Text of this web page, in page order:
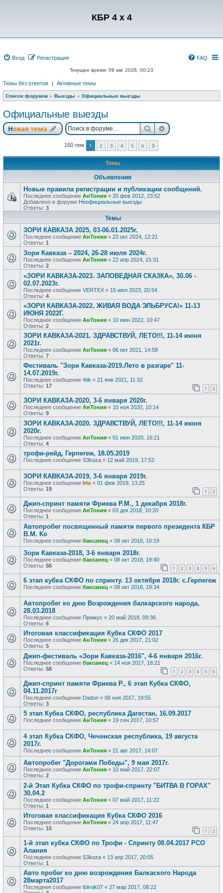
КБР 4 x 4
Вход Регистрация FAQ
Текущее время: 09 авг 2026, 00:23
Темы без ответов | Активные темы
Список форумов Выезды Официальные выезды
Официальные выезды
Новая тема
Новаятема ПоискРасширенный
150 тем 1 2 3 4 5 6
Темы
Объявления
Новые правила регистрации и публикации сообщений.
Последнее сообщение АнТония « 20 фев 2012, 23:52
Добавлено в форуме Неофициальные выезды
Ответы: 3
Темы
ЗОРИ КАВКАЗА 2025, 03-06.01.2025г.
Последнее сообщение АнТония « 23 окт 2024, 12:21
Ответы: 1
Зори Кавказа – 2024, 26-28 июля 2024г.
Последнее сообщение АнТония « 22 апр 2024, 15:31
Ответы: 2
«ЗОРИ КАВКАЗА-2023. ЗАПОВЕДНАЯ СКАЗКА», 30.06 -
02.07.2023г.
Последнее сообщение VERTEX « 15 июл 2023, 20:54
Ответы: 4
«ЗОРИ КАВКАЗА-2022. ЖИВАЯ ВОДА ЭЛЬБРУСА!» 11-13
ИЮНЯ 2022Г.
Последнее сообщение АнТония « 10 июн 2022, 10:47
Ответы: 2
ЗОРИ КАВКАЗА-2021. ЗДРАВСТВУЙ, ЛЕТО!!!, 11-14 июня
2021г.
Последнее сообщение АнТония « 06 окт 2021, 14:58
Ответы: 7
Фестиваль "Зори Кавказа-2019.Лето в разгаре" 11-
14.07.2019г.
Последнее сообщение 4tik « 21 янв 2021, 11:32
Ответы: 17 1 2
ЗОРИ КАВКАЗА-2020, 3-6 января 2020г.
Последнее сообщение АнТония « 10 ноя 2020, 10:14
Ответы: 9
ЗОРИ КАВКАЗА-2020. ЗДРАВСТВУЙ, ЛЕТО!!!, 11-14 июня
2020г.
Последнее сообщение АнТония « 01 июн 2020, 16:21
Ответы: 4
трофи-рейд, Герпегеж, 18.05.2019
Последнее сообщение S3koza « 12 май 2019, 17:52
ЗОРИ КАВКАЗА-2019, 3-6 января 2019г.
Последнее сообщение Irlu « 01 фев 2019, 13:25
Ответы: 19 1 2
Джип-спринт памяти Фриева Р.М., 1 декабря 2018г.
Последнее сообщение АнТония « 03 дек 2018, 10:20
Ответы: 1
Автопробег посвященный памяти первого президента КБР
В.М. Ко
Последнее сообщение баксанец « 09 окт 2018, 10:19
Зори Кавказа-2018, 3-6 января 2018г.
Последнее сообщение баксанец « 08 окт 2018, 19:40
Ответы: 56 1 2 3 4 5 6
6 этап кубка СКФО по спринту. 13 октября 2018г. с.Герпегеж
Последнее сообщение баксанец « 08 окт 2018, 19:34
Автопробег ко дню Возрождения балкарского народа,
28.03.2018
Последнее сообщение Примус « 20 май 2018, 09:36
Ответы: 6
Итоговая классификация Кубка СКФО 2017
Последнее сообщение АнТония « 26 дек 2017, 21:02
Ответы: 5
Джип-фестиваль «Зори Кавказа-2016", 4-6 января 2016г.
Последнее сообщение баксанец « 14 ноя 2017, 18:21
Ответы: 58 1 2 3 4 5 6
Джип-спринт памяти Фриева Р., 6 этап Кубка СКФО,
04.11.2017г
Последнее сообщение Dadon « 08 ноя 2017, 19:55
Ответы: 3
5 этап Кубка СКФО, республика Дагестан, 16.09.2017
Последнее сообщение АнТония « 19 сен 2017, 10:57
4 этап Кубка СКФО, Чеченская республика, 19 августа
2017г.
Последнее сообщение АнТония « 21 авг 2017, 14:07
Автопробег "Дорогами Победы", 9 мая 2017г.
Последнее сообщение АнТония « 10 май 2017, 22:07
Ответы: 2
2-й Этап Кубка СКФО по трофи-спринту "БИТВА В ГОРАХ"
30.04.2
Последнее сообщение АнТония « 07 май 2017, 11:22
Ответы: 1
Итоговая классификация Кубка СКФО 2016
Последнее сообщение АнТония « 24 апр 2017, 11:47
Ответы: 15 1 2
1-й этап кубка СКФО по Трофи - Спринту 08.04.2017 РСО
Алания
Последнее сообщение S3koza « 13 апр 2017, 20:05
Ответы: 1
Авто пробег ко дню возрождения Балкаского Народа
28марта2017
Последнее сообщение tblrnik07 « 27 мар 2017, 08:22